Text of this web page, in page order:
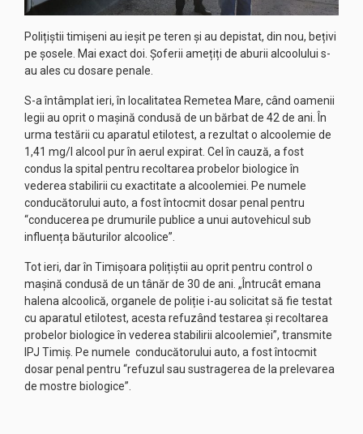
Polițiștii timișeni au ieșit pe teren și au depistat, din nou, bețivi
pe șosele. Mai exact doi. Șoferii amețiți de aburii alcoolului s-
au ales cu dosare penale.
S-a întâmplat ieri, în localitatea Remetea Mare, când oamenii
legii au oprit o mașină condusă de un bărbat de 42 de ani. În
urma testării cu aparatul etilotest, a rezultat o alcoolemie de
1,41 mg/l alcool pur în aerul expirat. Cel în cauză, a fost
condus la spital pentru recoltarea probelor biologice în
vederea stabilirii cu exactitate a alcoolemiei. Pe numele
conducătorului auto, a fost întocmit dosar penal pentru
“conducerea pe drumurile publice a unui autovehicul sub
influența băuturilor alcoolice”.
Tot ieri, dar în Timișoara polițiștii au oprit pentru control o
mașină condusă de un tânăr de 30 de ani. „Întrucât emana
halena alcoolică, organele de poliție i-au solicitat să fie testat
cu aparatul etilotest, acesta refuzând testarea și recoltarea
probelor biologice în vederea stabilirii alcoolemiei”, transmite
IPJ Timiș. Pe numele conducătorului auto, a fost întocmit
dosar penal pentru “refuzul sau sustragerea de la prelevarea
de mostre biologice”.